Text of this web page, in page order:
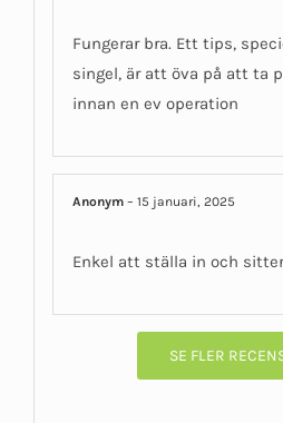
Fungerar bra. Ett tips,
singel, är att öva på att ta
innan en ev operation
Anonym– 15 januari, 2025
Enkel att ställa in och
SE FLER